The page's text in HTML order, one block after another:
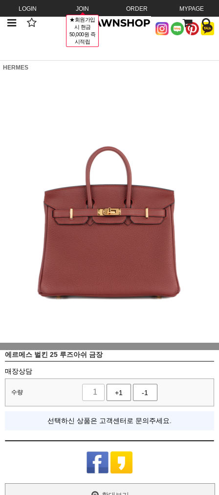
LOGIN JOIN
★회원가입
시 현금
50,000원 즉
시적립
ORDER MYPAGE
HERMES
에르메스 벌킨 25 루즈아쉬 금장
매장상담
수량 +1 -1
선택하신 상품은 고객센터로 문의주세요.